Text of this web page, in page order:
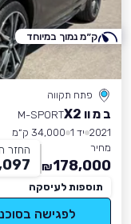
פתח תקווה
ב מ וו X2
M-SPORT
2021 יד 1
34,000 ק״מ
מחיר
178,000
₪
החזר
תוספות לעיסקה
לפגישה
ק״מ נמוך במיוחד